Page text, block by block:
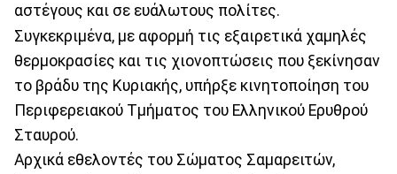
αστέγους και σε ευάλωτους πολίτες.
Συγκεκριμένα, με αφορμή τις εξαιρετικά χαμηλές
θερμοκρασίες και τις χιονοπτώσεις που ξεκίνησαν
το βράδυ της Κυριακής, υπήρξε κινητοποίηση του
Περιφερειακού Τμήματος του Ελληνικού Ερυθρού
Σταυρού.
Αρχικά εθελοντές του Σώματος Σαμαρειτών,